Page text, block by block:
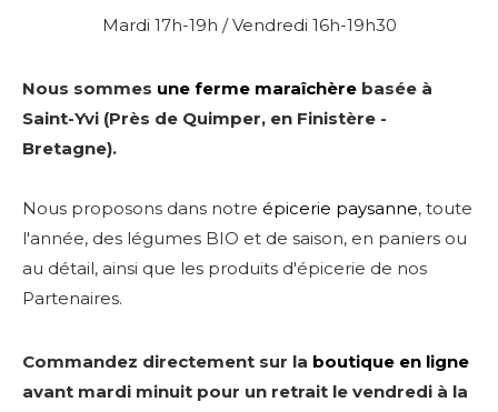
Mardi 17h-19h / Vendredi 16h-19h30
Nous sommes une ferme maraîchère basée à
Saint-Yvi (Près de Quimper, en Finistère -
Bretagne).
Nous proposons dans notre épicerie paysanne, toute
l'année, des légumes BIO et de saison, en paniers ou
au détail, ainsi que les produits d'épicerie de nos
Partenaires.
Commandez directement sur la boutique en ligne
avant mardi minuit pour un retrait le vendredi à la